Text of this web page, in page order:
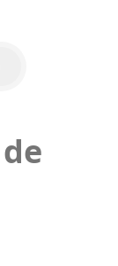
para